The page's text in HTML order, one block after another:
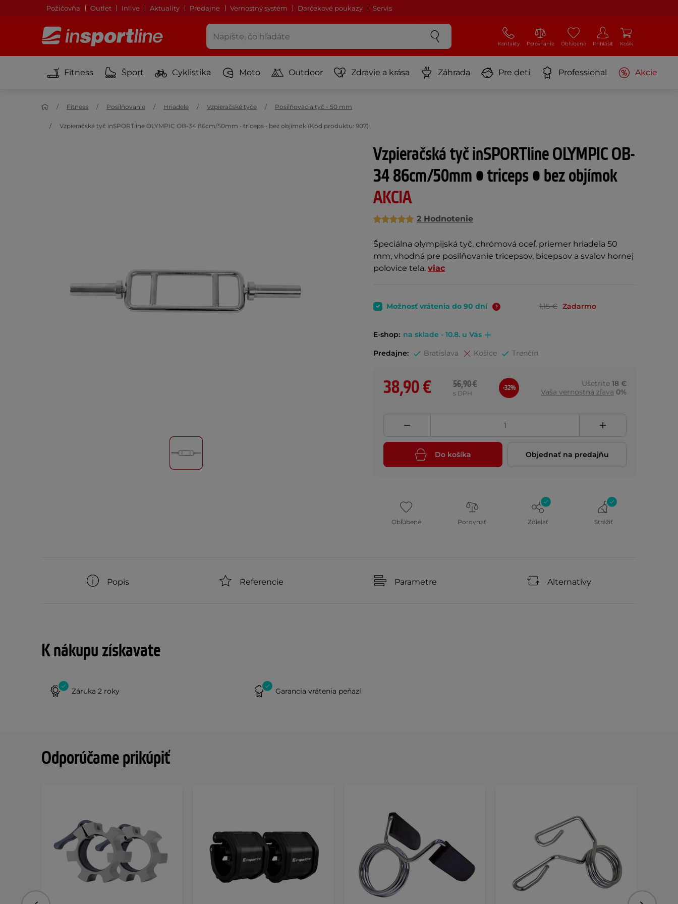
Požičovňa Outlet Inlive Aktuality Predajne Vernostný systém Darčekové poukazy Servis
Kontakty Porovnanie Obľúbené Prihlásiť Košík
Fitness Šport Cyklistika Moto Outdoor Zdravie a krása Záhrada Pre deti Professional Akcie
Fitness Posilňovanie Hriadele Vzpieračské tyče Posilňovacia tyč - 50 mm
Vzpieračská tyč inSPORTline OLYMPIC OB-34 86cm/50mm • triceps • bez objímok (Kód produktu: 907)
Vzpieračská tyč inSPORTline OLYMPIC OB-
34 86cm/50mm • triceps • bez objímok
AKCIA
2 Hodnotenie
Špeciálna olympijská tyč, chrómová oceľ, priemer hriadeľa 50
mm, vhodná pre posilňovanie tricepsov, bicepsov a svalov hornej
polovice tela. viac
Možnosť vrátenia do 90 dní 1,15 € Zadarmo
E-shop: na sklade - 10.8. u Vás
Predajne: Bratislava Košice Trenčín
38,90 € 56,90 €
s DPH
-32% Ušetríte 18 €
Vaša vernostná zľava 0%
Do košíka Objednať na predajňu
Obľúbené Porovnať Zdielať Strážiť
Popis Referencie Parametre Alternatívy
K nákupu získavate
Záruka 2 roky Garancia vrátenia peňazí
Odporúčame prikúpiť